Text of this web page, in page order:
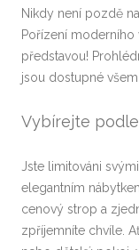
Nikdy není pozdě
Pořízení moderního
představou!
jsou dostupné všem.
Vybírejte
Jste limitováni
elegantním
cenový strop a
zpříjemníte chvíle.